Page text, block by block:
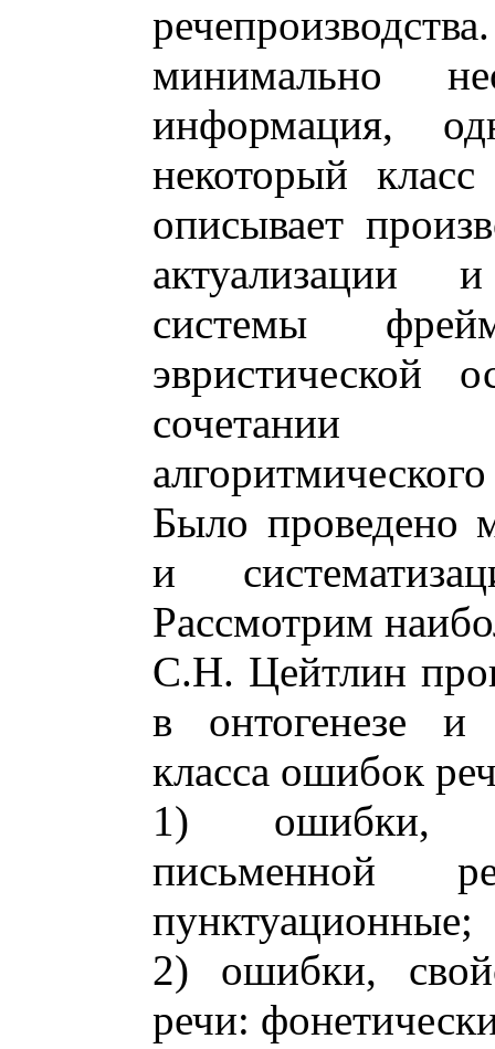
минимально
информация,
некоторый класс
описывает
актуализации
системы
эвристической
сочетании
Было проведено
и
Рассмотрим
С.Н. Цейтлин
в онтогенезе
класса ошибок
1) ошибки,
письменной
пунктуационные;
2) ошибки,
речи: